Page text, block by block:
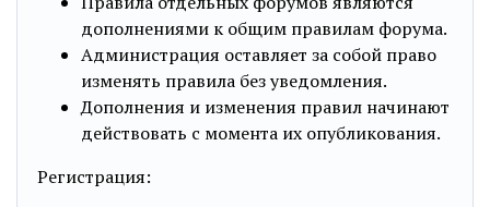
дополнениями к общим правилам форума.
Администрация оставляет за собой право
изменять правила без уведомления.
Дополнения и изменения правил начинают
действовать с момента их опубликования.
Регистрация: